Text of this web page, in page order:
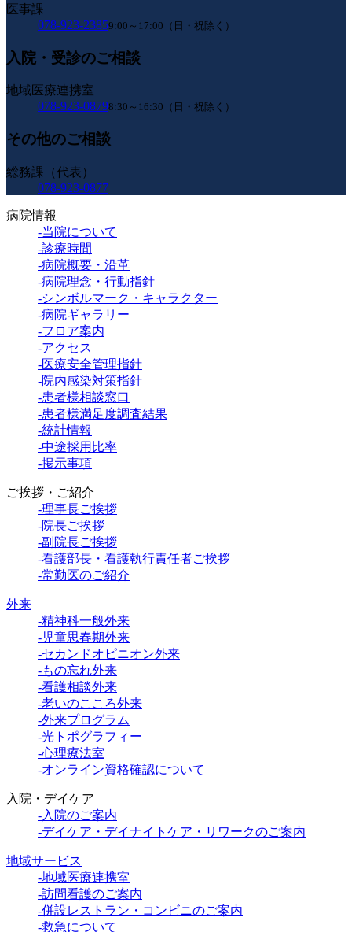
医事課
078-923-23859:00～17:00（日・祝除く）
入院・受診のご相談
地域医療連携室
078-923-08798:30～16:30（日・祝除く）
その他のご相談
総務課（代表）
078-923-0877
病院情報
-当院について
-診療時間
-病院概要・沿革
-病院理念・行動指針
-シンボルマーク・キャラクター
-病院ギャラリー
-フロア案内
-アクセス
-医療安全管理指針
-院内感染対策指針
-患者様相談窓口
-患者様満足度調査結果
-統計情報
-中途採用比率
-掲示事項
ご挨拶・ご紹介
-理事長ご挨拶
-院長ご挨拶
-副院長ご挨拶
-看護部長・看護執行責任者ご挨拶
-常勤医のご紹介
外来
-精神科一般外来
-児童思春期外来
-セカンドオピニオン外来
-もの忘れ外来
-看護相談外来
-老いのこころ外来
-外来プログラム
-光トポグラフィー
-心理療法室
-オンライン資格確認について
入院・デイケア
-入院のご案内
-デイケア・デイナイトケア・リワークのご案内
地域サービス
-地域医療連携室
-訪問看護のご案内
-併設レストラン・コンビニのご案内
-救急について